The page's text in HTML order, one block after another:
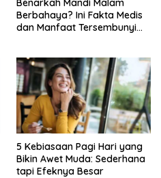
Benarkah Mandi Malam
Berbahaya? Ini Fakta Medis
dan Manfaat Tersembunyi
5 Kebiasaan Pagi Hari yang
Bikin Awet Muda: Sederhana
tapi Efeknya Besar